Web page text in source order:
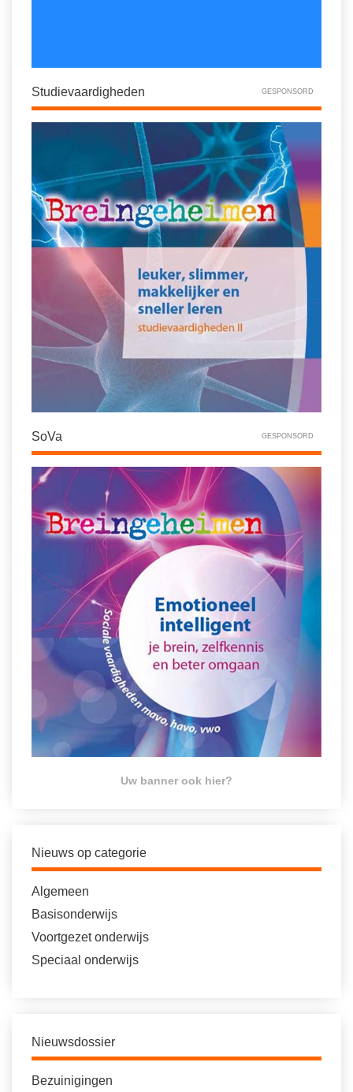
Studievaardigheden GESPONSORD
SoVa GESPONSORD
Uw banner ook hier?
Nieuws op categorie
Algemeen
Basisonderwijs
Voortgezet onderwijs
Speciaal onderwijs
Nieuwsdossier
Bezuinigingen